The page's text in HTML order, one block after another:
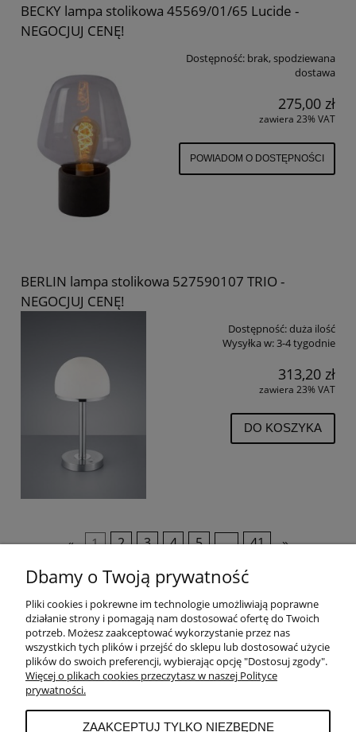
BECKY lampa stolikowa 45569/01/65 Lucide -
NEGOCJUJ CENĘ!
Dostępność: brak, spodziewana
dostawa
275,00 zł
zawiera 23% VAT
POWIADOM O DOSTĘPNOŚCI
BERLIN lampa stolikowa 527590107 TRIO -
NEGOCJUJ CENĘ!
Dostępność:duża ilość
Wysyłka w:3-4 tygodnie
313,20 zł
zawiera 23% VAT
DO KOSZYKA
« 1 2 3 4 5 ... 41 »
POMOC
PŁATNOŚCI I DOSTAWA
MOJE KONTO
Dbamy o Twoją prywatność
Pliki cookies i pokrewne im technologie umożliwiają poprawne
działanie strony i pomagają nam dostosować ofertę do Twoich
potrzeb. Możesz zaakceptować wykorzystanie przez nas
wszystkich tych plików i przejść do sklepu lub dostosować użycie
plików do swoich preferencji, wybierając opcję "Dostosuj zgody".
Więcej o plikach cookies przeczytasz w naszej Polityce
prywatności.
ZAAKCEPTUJ TYLKO NIEZBĘDNE